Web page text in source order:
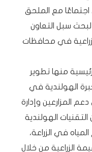
اجتماعًا مع الملحق
لبحث سبل التعاون
في محافظات
منها تطوير
الهولندية في
المزارعين وإدارة
الهولندية
في الزراعة،
الزراعية من خلال